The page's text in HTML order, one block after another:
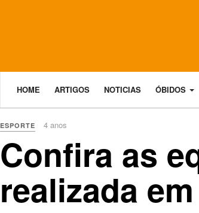
HOME ARTIGOS NOTICIAS ÓBIDOS
ESPORTE 4 anos
Confira as
realizada